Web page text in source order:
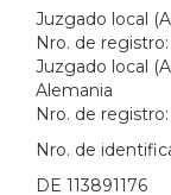
Juzgado local
Nro. de
Juzgado local
Alemania
Nro. de
Nro. de
DE 113891176